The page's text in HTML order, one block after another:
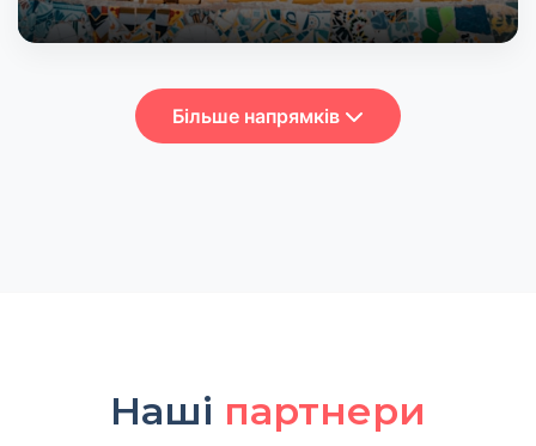
Більше напрямків
Наші партнери